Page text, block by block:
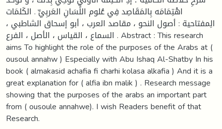
اهْتِمَامَه بِالمَقَاصِد فِي عُلوم اللٍّسَانِ العَربِيِّ . الكَلمَات
الِمفتاحية : أصول النحو ، مقاصد العرب ، أبو إسحاق الشاطبي ،
السماع ، القياس ، الأصل ، الفرع . Abstract : This research
aims To highlight the role of the purposes of the Arabs at (
ousoul annahw ) Especially with Abu Ishaq Al-Shatby In his
book ( almakasid achafia fi charhi kolasa alkafia ) And it is a
great explanation for ( alfia ibn malik ) . Research message
showing that the purposes of the arabs an important part
from ( ousoule annahwe). I wish Readers benefit of that
Research.